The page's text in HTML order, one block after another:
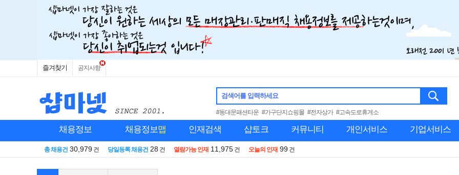
즐겨찾기 공지사항
검색어를 입력하세요
#동대문패션타운 #가구단지쇼핑몰 #전자상가 #고속도로휴게소
채용정보 채용정보맵 인재검색 샵토크 커뮤니티 개인서비스 기업서비스
총 채용건 30,979 건 당일등록 채용건 28 건 열람가능 인재 11,975 건 오늘의 인재 99 건